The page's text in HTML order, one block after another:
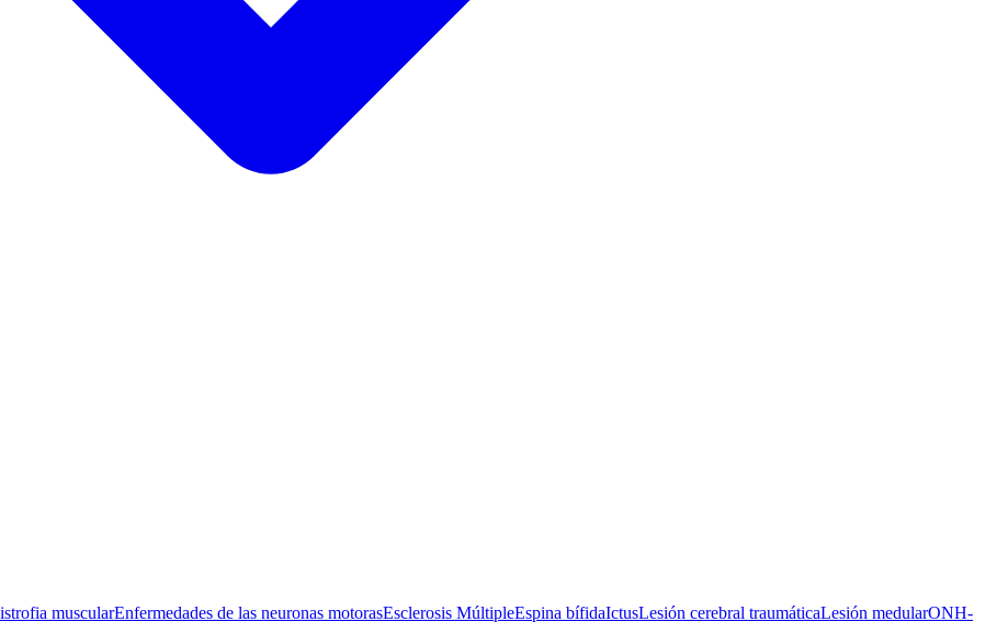
muscularEnfermedades de las neuronas motorasEsclerosis MúltipleEspina bífidaIctusLesión cerebral traumáticaLesión medularONH-